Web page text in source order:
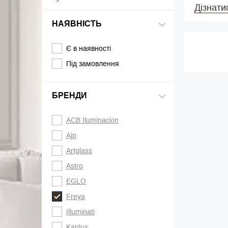
НАЯВНІСТЬ
Є в наявності
Під замовлення
БРЕНДИ
ACB Iluminación
Ajp
Artglass
Astro
EGLO
Freya
Illuminati